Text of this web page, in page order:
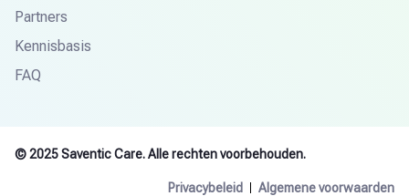
Partners
Kennisbasis
FAQ
© 2025 Saventic Care. Alle rechten voorbehouden.
Privacybeleid Algemene voorwaarden